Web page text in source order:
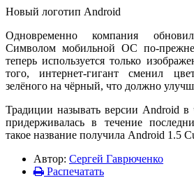
Новый логотип Android
Одновременно компания
Символом мобильной ОС по-
теперь используется только
того, интернет-гигант сменил
зелёного на чёрный, что должно
Традиции называть версии Android в
придерживалась в течение
такое название получила Android 1.5
Автор: Сергей Гаврюченко
Распечатать